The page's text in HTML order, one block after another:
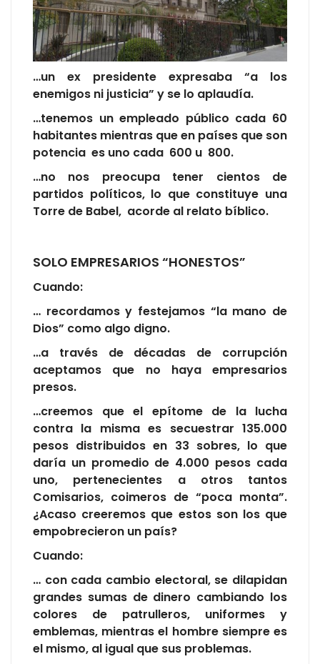
…un ex presidente expresaba “a los
enemigos ni justicia” y se lo aplaudía.
…tenemos un empleado público cada 60
habitantes mientras que en países que son
potencia es uno cada 600 u 800.
…no nos preocupa tener cientos de
partidos políticos, lo que constituye una
Torre de Babel, acorde al relato bíblico.
SOLO EMPRESARIOS “HONESTOS”
Cuando:
… recordamos y festejamos “la mano de
Dios” como algo digno.
…a través de décadas de corrupción
aceptamos que no haya empresarios
presos.
…creemos que el epítome de la lucha
contra la misma es secuestrar 135.000
pesos distribuidos en 33 sobres, lo que
daría un promedio de 4.000 pesos cada
uno, pertenecientes a otros tantos
Comisarios, coimeros de “poca monta”.
¿Acaso creeremos que estos son los que
empobrecieron un país?
Cuando:
… con cada cambio electoral, se dilapidan
grandes sumas de dinero cambiando los
colores de patrulleros, uniformes y
emblemas, mientras el hombre siempre es
el mismo, al igual que sus problemas.